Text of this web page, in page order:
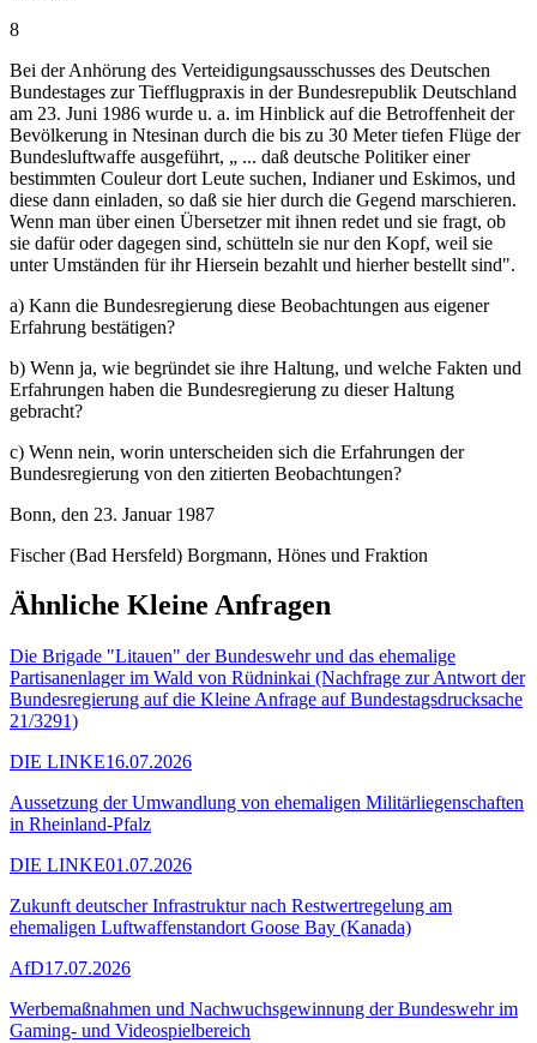
8
Bei der Anhörung des Verteidigungsausschusses des Deutschen
Bundestages zur Tiefflugpraxis in der Bundesrepublik Deutschland
am 23. Juni 1986 wurde u. a. im Hinblick auf die Betroffenheit der
Bevölkerung in Ntesinan durch die bis zu 30 Meter tiefen Flüge der
Bundesluftwaffe ausgeführt, „ ... daß deutsche Politiker einer
bestimmten Couleur dort Leute suchen, Indianer und Eskimos, und
diese dann einladen, so daß sie hier durch die Gegend marschieren.
Wenn man über einen Übersetzer mit ihnen redet und sie fragt, ob
sie dafür oder dagegen sind, schütteln sie nur den Kopf, weil sie
unter Umständen für ihr Hiersein bezahlt und hierher bestellt sind".
a) Kann die Bundesregierung diese Beobachtungen aus eigener
Erfahrung bestätigen?
b) Wenn ja, wie begründet sie ihre Haltung, und welche Fakten und
Erfahrungen haben die Bundesregierung zu dieser Haltung
gebracht?
c) Wenn nein, worin unterscheiden sich die Erfahrungen der
Bundesregierung von den zitierten Beobachtungen?
Bonn, den 23. Januar 1987
Fischer (Bad Hersfeld) Borgmann, Hönes und Fraktion
Ähnliche Kleine Anfragen
Die Brigade "Litauen" der Bundeswehr und das ehemalige
Partisanenlager im Wald von Rüdninkai (Nachfrage zur Antwort der
Bundesregierung auf die Kleine Anfrage auf Bundestagsdrucksache
21/3291)
DIE LINKE16.07.2026
Aussetzung der Umwandlung von ehemaligen Militärliegenschaften
in Rheinland-Pfalz
DIE LINKE01.07.2026
Zukunft deutscher Infrastruktur nach Restwertregelung am
ehemaligen Luftwaffenstandort Goose Bay (Kanada)
AfD17.07.2026
Werbemaßnahmen und Nachwuchsgewinnung der Bundeswehr im
Gaming- und Videospielbereich